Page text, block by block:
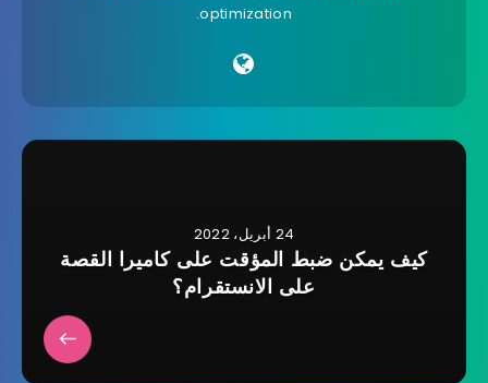
optimization.
24 أبريل، 2022
كيف يمكن ضبط المؤقت على كاميرا القصة
على الانستقرام؟